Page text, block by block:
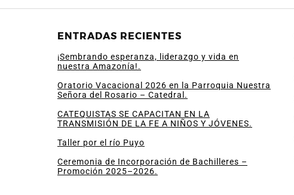
ENTRADAS RECIENTES
¡Sembrando esperanza, liderazgo y vida en
nuestra Amazonía!.
Oratorio Vacacional 2026 en la Parroquia Nuestra
Señora del Rosario – Catedral.
CATEQUISTAS SE CAPACITAN EN LA
TRANSMISIÓN DE LA FE A NIÑOS Y JÓVENES.
Taller por el río Puyo
Ceremonia de Incorporación de Bachilleres –
Promoción 2025–2026.